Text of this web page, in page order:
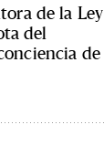
de la Ley
del
de